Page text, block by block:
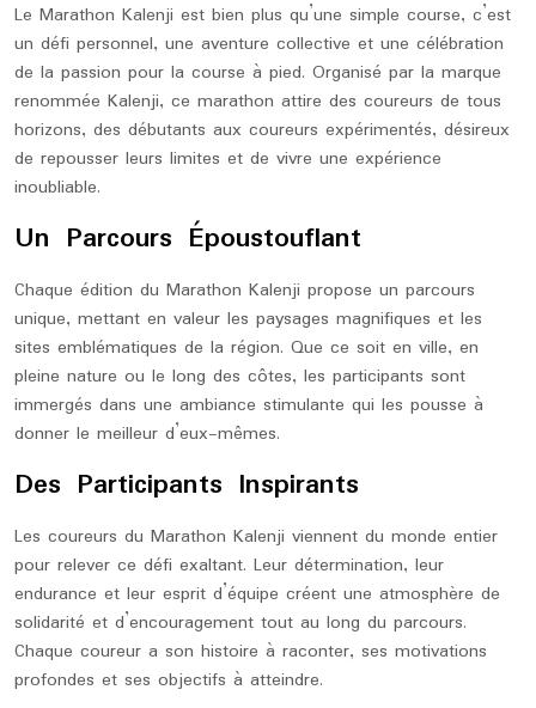
Le Marathon Kalenji est bien plus qu’une simple course, c’est
un défi personnel, une aventure collective et une célébration
de la passion pour la course à pied. Organisé par la marque
renommée Kalenji, ce marathon attire des coureurs de tous
horizons, des débutants aux coureurs expérimentés, désireux
de repousser leurs limites et de vivre une expérience
inoubliable.
Un Parcours Époustouflant
Chaque édition du Marathon Kalenji propose un parcours
unique, mettant en valeur les paysages magnifiques et les
sites emblématiques de la région. Que ce soit en ville, en
pleine nature ou le long des côtes, les participants sont
immergés dans une ambiance stimulante qui les pousse à
donner le meilleur d’eux-mêmes.
Des Participants Inspirants
Les coureurs du Marathon Kalenji viennent du monde entier
pour relever ce défi exaltant. Leur détermination, leur
endurance et leur esprit d’équipe créent une atmosphère de
solidarité et d’encouragement tout au long du parcours.
Chaque coureur a son histoire à raconter, ses motivations
profondes et ses objectifs à atteindre.